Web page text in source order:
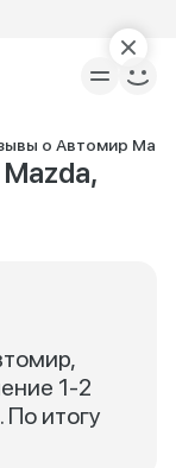
о Автомир
1-2
По итогу